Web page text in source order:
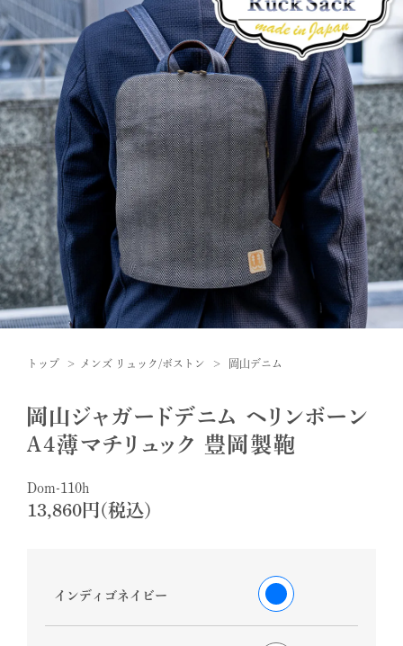
トップ メンズ リュック/ボストン 岡山デニム
岡山ジャガードデニム ヘリンボーン
A4薄マチリュック 豊岡製鞄
Dom-110h
13,860円(税込)
インディゴネイビー